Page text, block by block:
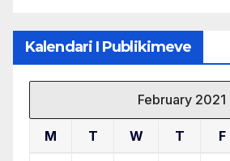
Kalendari I Publikimeve
February 2021
M T W T F